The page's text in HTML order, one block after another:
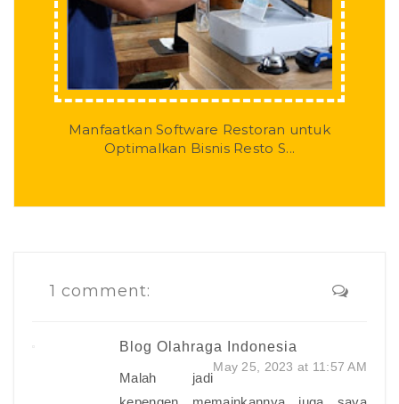
Manfaatkan Software Restoran untuk
Optimalkan Bisnis Resto S...
1 comment:
Blog Olahraga Indonesia
May 25, 2023 at 11:57 AM
Malah jadi